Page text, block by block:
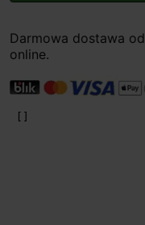
Darmowa dostawa
online.